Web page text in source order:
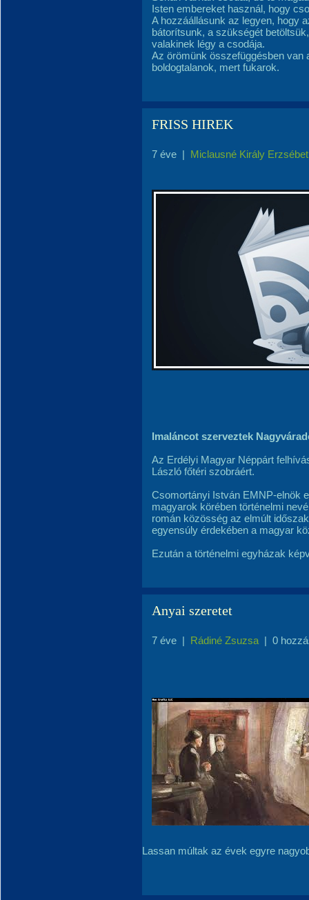
Isten embereket használ, hogy
A hozzáállásunk az legyen, hogy
bátorítsunk, a szükségét
valakinek légy a csodája.
Az örömünk összefüggésben van
boldogtalanok, mert fukarok.
FRISS HIREK
7 éve | Miclausné Király Erzsébet
Imaláncot szerveztek
Az Erdélyi Magyar Néppárt
László főtéri szobráért.
Csomortányi István EMNP-elnök
magyarok körében történelmi
román közösség az elmúlt
egyensúly érdekében a magyar
Ezután a történelmi egyházak
Anyai szeretet
7 éve | Rádiné Zsuzsa | 0
Lassan múltak az évek egyre